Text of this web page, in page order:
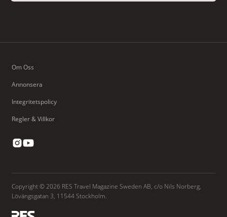
Om Oss
Annonsera
Integritetspolicy
Regler & Villkor
Copyright © 2026 RES Travel Magazine Sweden AB, c/o Nils Norberg,
Lövängsgatan 3, 11544 Stockholm.